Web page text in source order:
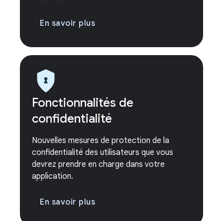
En savoir plus
Fonctionnalités de
confidentialité
Nouvelles mesures de protection de la
confidentialité des utilisateurs que vous
devrez prendre en charge dans votre
application.
En savoir plus